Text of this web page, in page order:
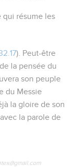
qui résume les
). Peut-être
la pensée du
son peuple
du Messie
la gloire de son
la parole de